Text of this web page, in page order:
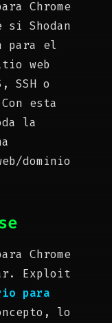
Chrome
si Shodan
para el
web
SSH o
esta
la
dominio
Chrome
Exploit
para
lo